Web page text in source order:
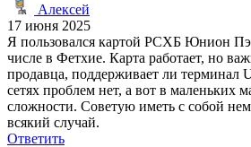
Алексей
17 июня 2025
Я пользовался картой РСХБ Юнион
числе в Фетхие. Карта работает, но
продавца, поддерживает ли терминал
сетях проблем нет, а вот в маленьких
сложности. Советую иметь с собой
всякий случай.
Ответить